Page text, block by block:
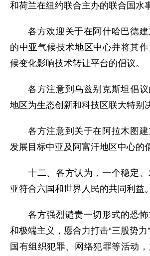
和荷兰在纽约联合主办的联合国水
各方欢迎关于在阿什哈巴德
的中亚气候技术地区中心并将其
候变化影响技术转让平台的倡议。
各方注意到乌兹别克斯坦倡
地区为生态创新和科技区联大特别
各方注意到关于在阿拉木图
发展目标中亚及阿富汗地区中心的
十二、各方认为，一个稳定
亚符合六国和世界人民的共同利益。
各方强烈谴责一切形式的恐
和极端主义，愿合力打击“三股势力
国有组织犯罪、网络犯罪等活动，